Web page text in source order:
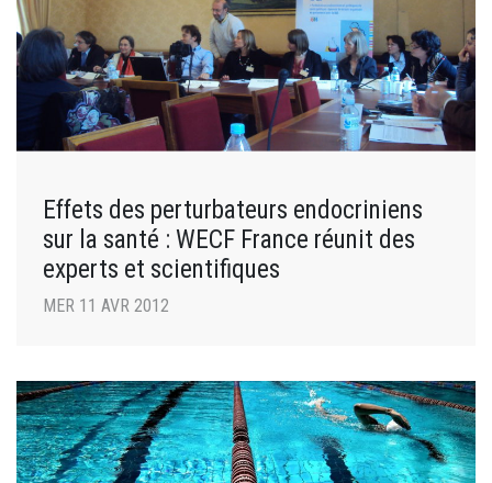
Effets des perturbateurs endocriniens
sur la santé : WECF France réunit des
experts et scientifiques
MER 11 AVR 2012